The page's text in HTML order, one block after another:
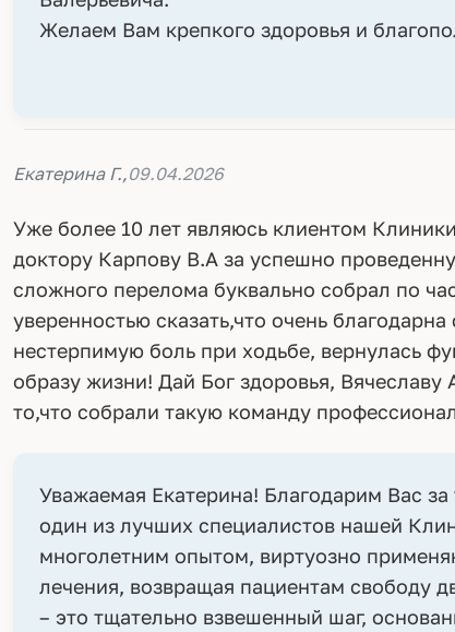
Желаем Вам крепкого здоровья и
Екатерина Г.,09.04.2026
Уже более 10 лет являюсь клиентом
доктору Карпову В.А за успешно
сложного перелома буквально собрал по
уверенностью сказать,что очень
нестерпимую боль при ходьбе, вернулась
образу жизни! Дай Бог здоровья,
то,что собрали такую команду
Уважаемая Екатерина! Благодарим Вас
один из лучших специалистов нашей
многолетним опытом, виртуозно
лечения, возвращая пациентам свободу
– это тщательно взвешенный шаг,